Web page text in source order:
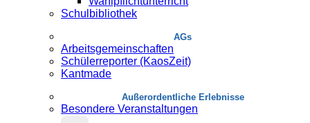
Schulbibliothek
AGs
Arbeitsgemeinschaften
Schülerreporter (KaosZeit)
Kantmade
Au­ßer­or­dent­liche Erlebnisse
Besondere Veranstaltungen